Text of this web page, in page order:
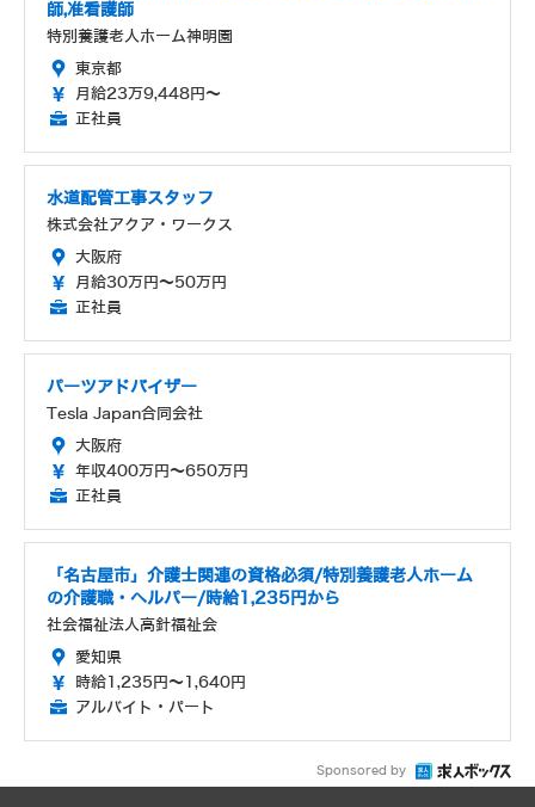
師,准看護師
特別養護老人ホーム神明園
東京都
月給23万9,448円～
正社員
水道配管工事スタッフ
株式会社アクア・ワークス
大阪府
月給30万円～50万円
正社員
パーツアドバイザー
Tesla Japan合同会社
大阪府
年収400万円～650万円
正社員
「名古屋市」介護士関連の資格必須/特別養護老人ホーム
の介護職・ヘルパー/時給1,235円から
社会福祉法人高針福祉会
愛知県
時給1,235円～1,640円
アルバイト・パート
Sponsored by